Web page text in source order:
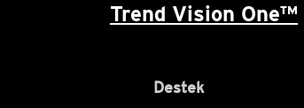
Trend Vision One™
Destek